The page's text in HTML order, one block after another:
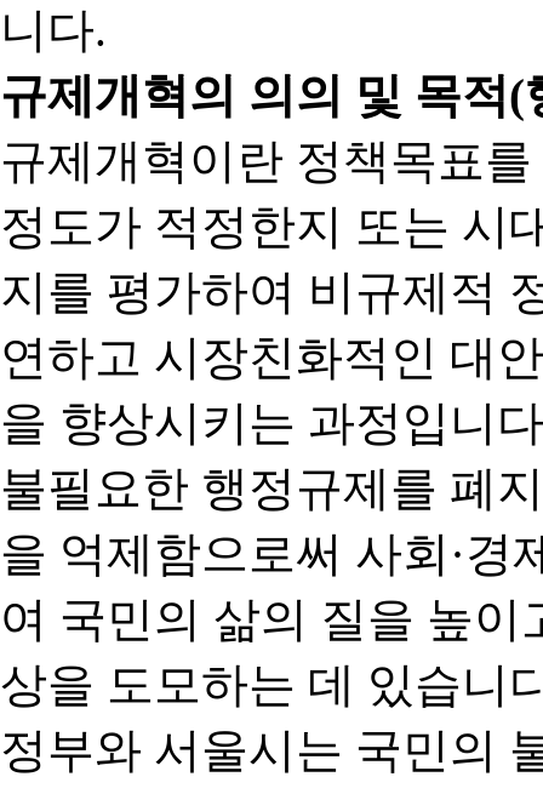
니다.
규제개혁의 의의 및 목적
규제개혁이란 정책목표
정도가 적정한지 또는 시
지를 평가하여 비규제적
연하고 시장친화적인 대
을 향상시키는 과정입니
불필요한 행정규제를 폐
을 억제함으로써 사회·경
여 국민의 삶의 질을 높
상을 도모하는 데 있습니
정부와 서울시는 국민의